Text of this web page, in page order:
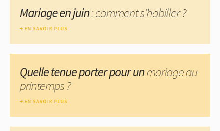
Mariage en juin: comment s'habiller ?
EN SAVOIR PLUS
Quelle tenue porter pour unmariage au
printemps ?
EN SAVOIR PLUS